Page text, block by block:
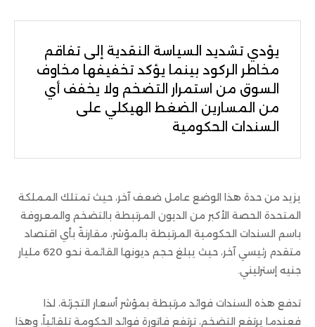
يؤدي تشديد السياسة النقدية إلى تفاقم
مخاطر الركود بينما يؤكد تخفيفها مخاوف
السوق من استمرار التضخم ولا يخفف أي
من المسارين الضغط الهيكلي على
السندات الحكومية
يزيد من حدة هذا الوضع عامل ضعف آخر، حيث تمتلك المملكة
المتحدة الحصة الأكبر من الديون المرتبطة بالتضخم والمعروفة
باسم السندات الحكومية المرتبطة بالمؤشر، مقارنةً بأي اقتصاد
متقدم رئيسي آخر، حيث يبلغ حجم ديونها القائمة نحو 620 مليار
جنيه إسترليني.
تدفع هذه السندات فوائد مرتبطة بمؤشر أسعار التجزئة، لذا
فعندما يرتفع التضخم، ترتفع فاتورة فوائد الحكومة تلقائياً، وهذا